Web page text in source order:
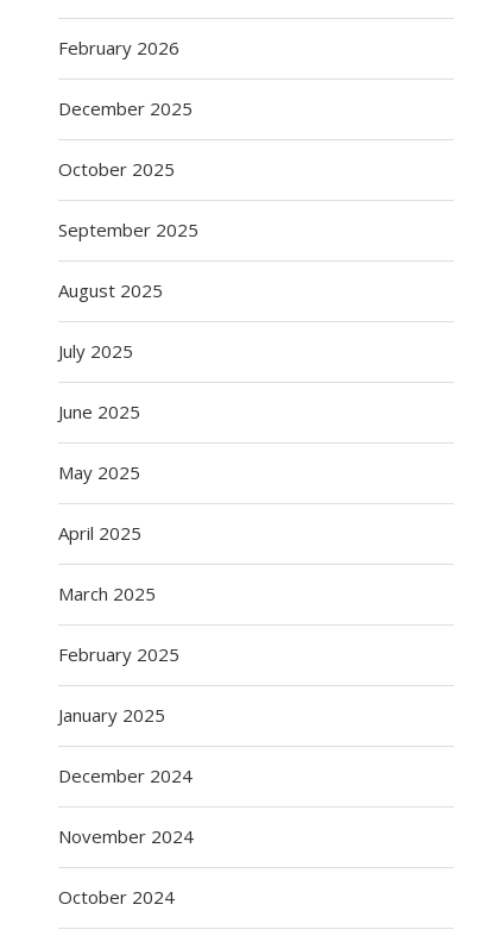
February 2026
December 2025
October 2025
September 2025
August 2025
July 2025
June 2025
May 2025
April 2025
March 2025
February 2025
January 2025
December 2024
November 2024
October 2024